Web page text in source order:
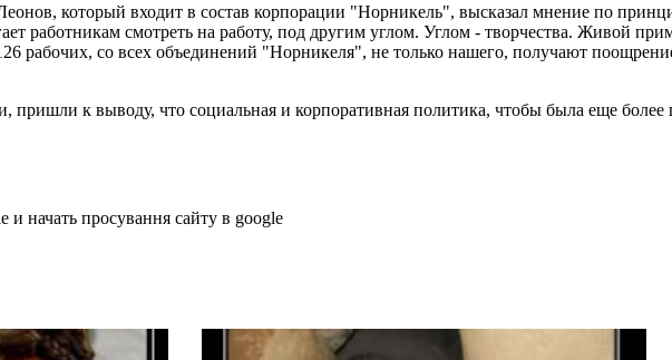
который входит в состав корпорации "Норникель", высказал мнение по
работникам смотреть на работу, под другим углом. Углом - творчества. Живой
рабочих, со всех объединений "Норникеля", не только нашего, получают
пришли к выводу, что социальная и корпоративная политика, чтобы была еще
и начать просування сайту в google